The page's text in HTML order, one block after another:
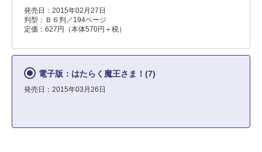
発売日：2015年02月27日
判型：Ｂ６判／194ページ
定価：627円（本体570円＋税）
電子版：はたらく魔王さま！(7)
発売日：2015年03月26日